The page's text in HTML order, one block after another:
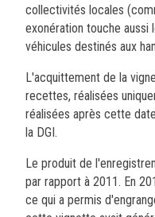
collectivités locales
exonération touche aussi
véhicules destinés aux
L'acquittement de la
recettes, réalisées
réalisées après cette
la DGI.
Le produit de
par rapport à 2011. En
ce qui a permis